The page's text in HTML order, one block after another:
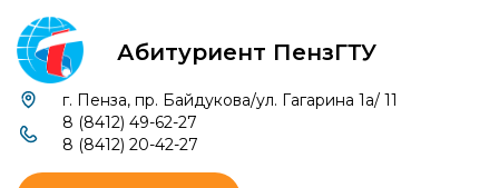
Абитуриент ПензГТУ
г. Пенза, пр. Байдукова/ул. Гагарина 1а/ 11
8 (8412) 49-62-27
8 (8412) 20-42-27